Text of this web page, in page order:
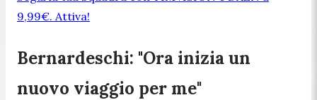
9,99€. Attiva!
Bernardeschi: "Ora inizia un
nuovo viaggio per me"